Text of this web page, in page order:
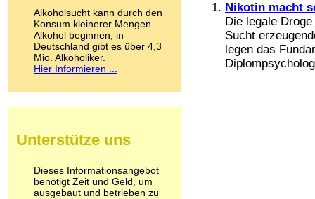
Nikotin macht
Die legale
Sucht
legen das
LSD
Marihuana
Medikamente
Meskalin
Metamphetamin
Methadon
Pilze
Psychopharmaka
Schlafmittel
Schmerzmittel
Alkoholsucht kann durch den
Konsum kleinerer Mengen
Alkohol beginnen, in
Deutschland gibt es über 4,3
Mio. Alkoholiker.
Hier Informieren ...
Unterstütze uns
Dieses Informationsangebot
benötigt Zeit und Geld, um
ausgebaut und betrieben zu